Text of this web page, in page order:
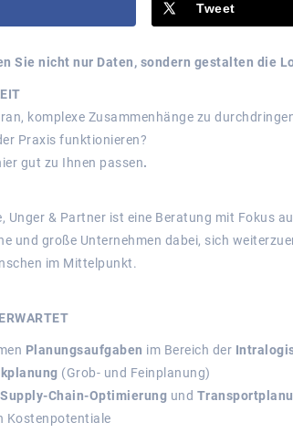
Tweet
Sie nicht nur Daten, sondern gestalten die
komplexe Zusammenhänge zu
Praxis funktionieren?
gut zu Ihnen passen.
Unger & Partner ist eine Beratung mit Fokus
und große Unternehmen dabei, sich
im Mittelpunkt.
Planungsaufgaben im Bereich der
(Grob- und Feinplanung)
Supply-Chain-Optimierung und
Kostenpotentiale